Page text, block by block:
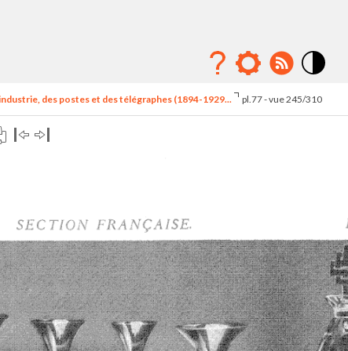
élévé
des postes et des télégraphes (1894-1929... pl.77 - vue 245/310